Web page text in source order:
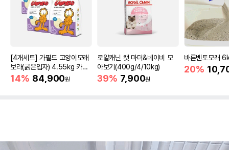
[4개세트] 가필드 고양이모래
보라(굵은입자) 4.55kg 카사
바모래
14% 84,900원
로얄캐닌 캣 마더&베이비 모
아보기(400g/4/10kg)
39% 7,900원
바른벤토모래
20%